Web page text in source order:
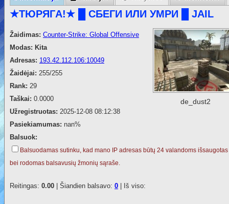
★TЮPЯГA!★ █ CБEГИ ИЛИ УMPИ █ JAIL
Žaidimas: Counter-Strike: Global Offensive
Modas: Kita
Adresas: 193.42.112.106:10049
Žaidėjai: 255/255
Rank: 29
Taškai: 0.0000
Užregistruotas: 2025-12-08 08:12:38
Pasiekiamumas: nan%
Balsuok:
Balsuodamas sutinku, kad mano IP adresas būtų 24 valandoms išsaugotas
bei rodomas balsavusių žmonių sąraše.
Reitingas: 0.00 | Šiandien balsavo: 0 | Iš viso:
de_dust2